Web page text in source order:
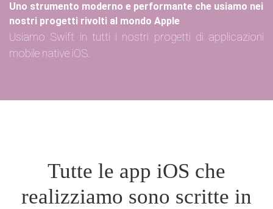
Uno strumento moderno e performante che usiamo nei
nostri progetti rivolti al mondo Apple
Usiamo Swift in tutti i nostri progetti di applicazioni
mobile native iOS.
Tutte le app iOS che
realizziamo sono scritte in